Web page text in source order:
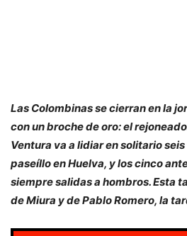
Las Colombinas se cierran en la
con un broche de oro: el
Ventura va a lidiar en solitario
paseíllo en Huelva, y los cinco
siempre salidas a hombros. Esta
de Miura y de Pablo Romero, la